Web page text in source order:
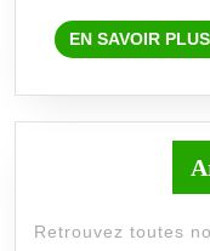
EN SAVOIR PLUS
Retrouvez toutes